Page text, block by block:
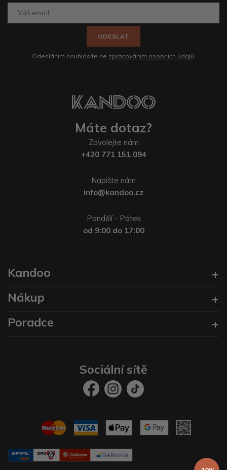
ODESLAT
Odesláním souhlasíte se zpracováním osobních údajů
Máte dotaz?
Zavolejte nám
+420 771 151 094
Napište nám
info@kandoo.cz
Pondělí - Pátek
od 9:00 do 17:00
Kandoo
Nákup
Poradce
Sociální sítě